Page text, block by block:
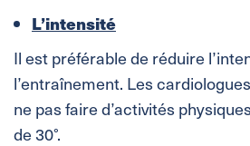
L’intensité
Il est préférable de réduire
l’entraînement. Les
ne pas faire d’activités
de 30°.